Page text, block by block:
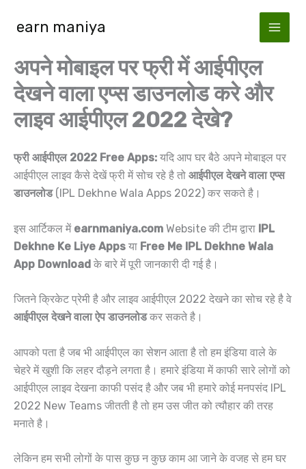
earn maniya
अपने मोबाइल पर फ्री में आईपीएल
देखने वाला एप्स डाउनलोड करे और
लाइव आईपीएल 2022 देखे?
फ्री आईपीएल 2022 Free Apps: यदि आप घर बैठे अपने मोबाइल पर
आईपीएल लाइव कैसे देखें फ्री में सोच रहे है तो आईपीएल देखने वाला एप्स
डाउनलोड(IPL Dekhne Wala Apps 2022) कर सकते है।
इस आर्टिकल में earnmaniya.com Website की टीम द्वारा IPL
Dekhne Ke Liye Apps या Free Me IPL Dekhne Wala
App Download के बारे में पूरी जानकारी दी गई है।
जितने क्रिकेट प्रेमी है और लाइव आईपीएल 2022 देखने का सोच रहे है वे
आईपीएल देखने वाला ऐप डाउनलोडकर सकते है।
आपको पता है जब भी आईपीएल का सेशन आता है तो हम इंडिया वाले के
चेहरे में खुशी कि लहर दौड़ने लगता है। हमारे इंडिया में काफी सारे लोगों को
आईपीएल लाइव देखना काफी पसंद है और जब भी हमारे कोई मनपसंद IPL
2022 New Teams जीतती है तो हम उस जीत को त्यौहार की तरह
मनाते है।
लेकिन हम सभी लोगों के पास कुछ न कुछ काम आ जाने के वजह से हम घर